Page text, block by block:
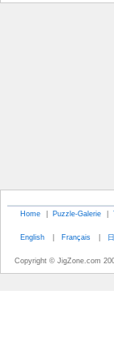
Home | Puzzle-Galerie |
English | Français |
Copyright © JigZone.com